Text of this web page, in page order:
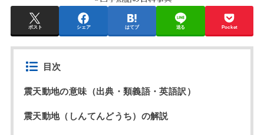
ポスト シェア はてブ 送る Pocket
目次
震天動地の意味（出典・類義語・英語訳）
震天動地（しんてんどうち）の解説